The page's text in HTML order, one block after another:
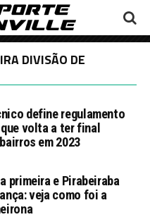
DIVISÃO DE
define regulamento
volta a ter final
em 2023
primeira e Pirabeiraba
veja como foi a